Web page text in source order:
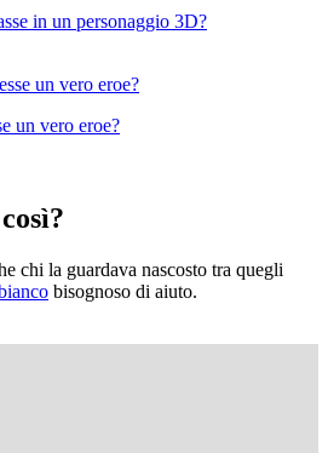
in un personaggio 3D?
un vero eroe?
chi la guardava nascosto tra quegli
bisognoso di aiuto.